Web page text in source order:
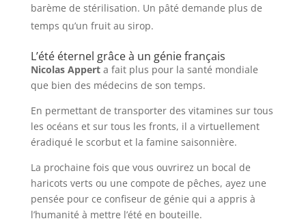
barème de stérilisation. Un pâté demande plus de
temps qu’un fruit au sirop.
L’été éternel grâce à un génie français
Nicolas Apperta fait plus pour la santé mondiale
que bien des médecins de son temps.
En permettant de transporter des vitamines sur tous
les océans et sur tous les fronts, il a virtuellement
éradiqué le scorbut et la famine saisonnière.
La prochaine fois que vous ouvrirez un bocal de
haricots verts ou une compote de pêches, ayez une
pensée pour ce confiseur de génie qui a appris à
l’humanité à mettre l’été en bouteille.